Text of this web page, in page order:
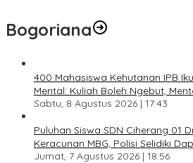
Bogoriana
400 Mahasiswa Kehutanan IPB
Mental: Kuliah Boleh Ngebut,
Sabtu, 8 Agustus 2026 | 17:43
Puluhan Siswa SDN Ciherang 01
Keracunan MBG, Polisi Selidiki
Jumat, 7 Agustus 2026 | 18:56